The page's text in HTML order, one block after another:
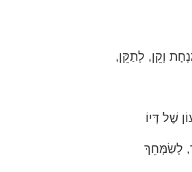
וְקֵן, לְתַקֵּן,
שֶׁל דְּיוֹ
לְשַׂמְּחֵךְ